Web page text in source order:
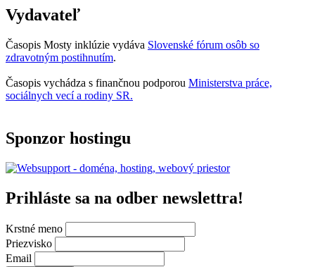
návrhov”
Mosty
inklúzie
Vydavateľ
Časopis Mosty inklúzie vydáva Slovenské fórum osôb so
zdravotným postihnutím.
Časopis vychádza s finančnou podporou Ministerstva práce,
sociálnych vecí a rodiny SR.
Sponzor hostingu
Prihláste sa na odber newslettra!
Krstné meno
Priezvisko
Email